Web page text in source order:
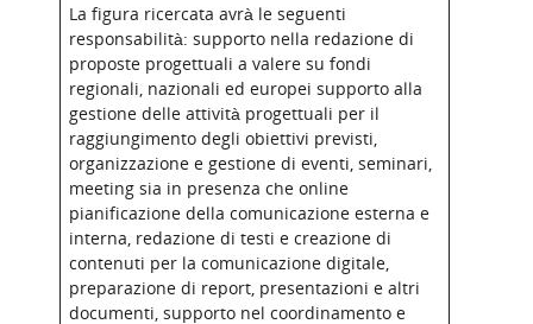
La figura ricercata avrà le seguenti
responsabilità: supporto nella redazione di
proposte progettuali a valere su fondi
regionali, nazionali ed europei supporto alla
gestione delle attività progettuali per il
raggiungimento degli obiettivi previsti,
organizzazione e gestione di eventi, seminari,
meeting sia in presenza che online
pianificazione della comunicazione esterna e
interna, redazione di testi e creazione di
contenuti per la comunicazione digitale,
preparazione di report, presentazioni e altri
documenti, supporto nel coordinamento e